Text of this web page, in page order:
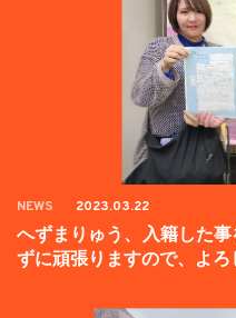
NEWS 2023.03.22
へずまりゅう、入籍した
ずに頑張りますので、よろ